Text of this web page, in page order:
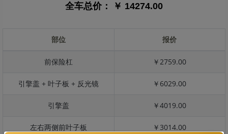
全车总价： ￥ 14274.00
部位 报价
前保险杠 ￥2759.00
引擎盖 + 叶子板 + 反光镜 ￥6029.00
引擎盖 ￥4019.00
左右两侧前叶子板 ￥3014.00